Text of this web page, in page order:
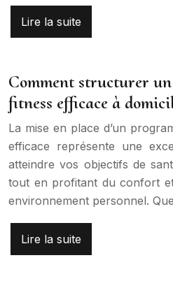
Lire la suite
Comment structurer
fitness efficace à
La mise en place d’un
efficace représente une
atteindre vos objectifs de
tout en profitant du confort
environnement personnel.
Lire la suite